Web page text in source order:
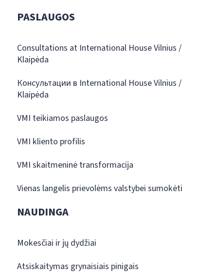
PASLAUGOS
Consultations at International House Vilnius /
Klaipėda
Консультации в International House Vilnius /
Klaipėda
VMI teikiamos paslaugos
VMI kliento profilis
VMI skaitmeninė transformacija
Vienas langelis prievolėms valstybei sumokėti
NAUDINGA
Mokesčiai ir jų dydžiai
Atsiskaitymas grynaisiais pinigais